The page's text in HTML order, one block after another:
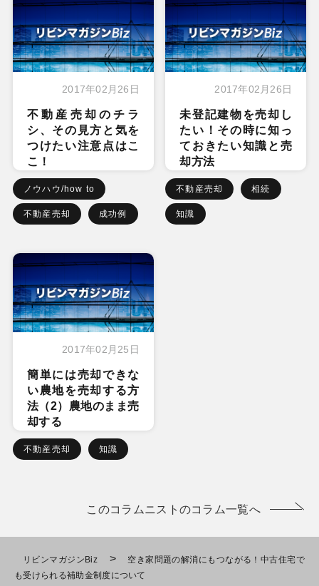
2017年02月26日
不動産売却のチラ
シ、その見方と気を
つけたい注意点はこ
こ！
ノウハウ/how to
不動産売却 成功例
2017年02月26日
未登記建物を売却し
たい！その時に知っ
ておきたい知識と売
却方法
不動産売却 相続
知識
2017年02月25日
簡単には売却できな
い農地を売却する方
法（2）農地のまま売
却する
不動産売却 知識
このコラムニストのコラム一覧へ
リビンマガジンBiz >
空き家問題の解消にもつながる！中古住宅で
も受けられる補助金制度について